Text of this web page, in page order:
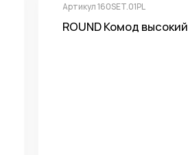
Артикул 160SET.01PL
ROUND Комод высокий